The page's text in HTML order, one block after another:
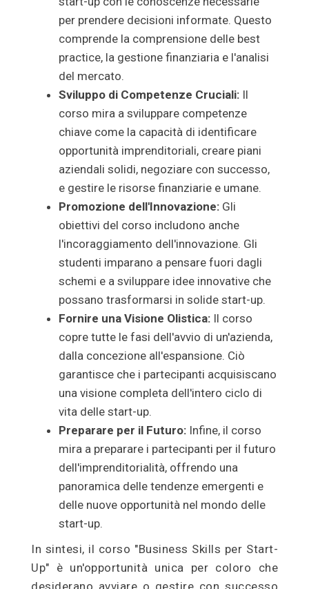
per prendere decisioni informate. Questo
comprende la comprensione delle best
practice, la gestione finanziaria e l'analisi
del mercato.
Sviluppo di Competenze Cruciali: Il
corso mira a sviluppare competenze
chiave come la capacità di identificare
opportunità imprenditoriali, creare piani
aziendali solidi, negoziare con successo,
e gestire le risorse finanziarie e umane.
Promozione dell'Innovazione: Gli
obiettivi del corso includono anche
l'incoraggiamento dell'innovazione. Gli
studenti imparano a pensare fuori dagli
schemi e a sviluppare idee innovative che
possano trasformarsi in solide start-up.
Fornire una Visione Olistica: Il corso
copre tutte le fasi dell'avvio di un'azienda,
dalla concezione all'espansione. Ciò
garantisce che i partecipanti acquisiscano
una visione completa dell'intero ciclo di
vita delle start-up.
Preparare per il Futuro: Infine, il corso
mira a preparare i partecipanti per il futuro
dell'imprenditorialità, offrendo una
panoramica delle tendenze emergenti e
delle nuove opportunità nel mondo delle
start-up.
In sintesi, il corso "Business Skills per Start-
Up" è un'opportunità unica per coloro che
desiderano avviare o gestire con successo